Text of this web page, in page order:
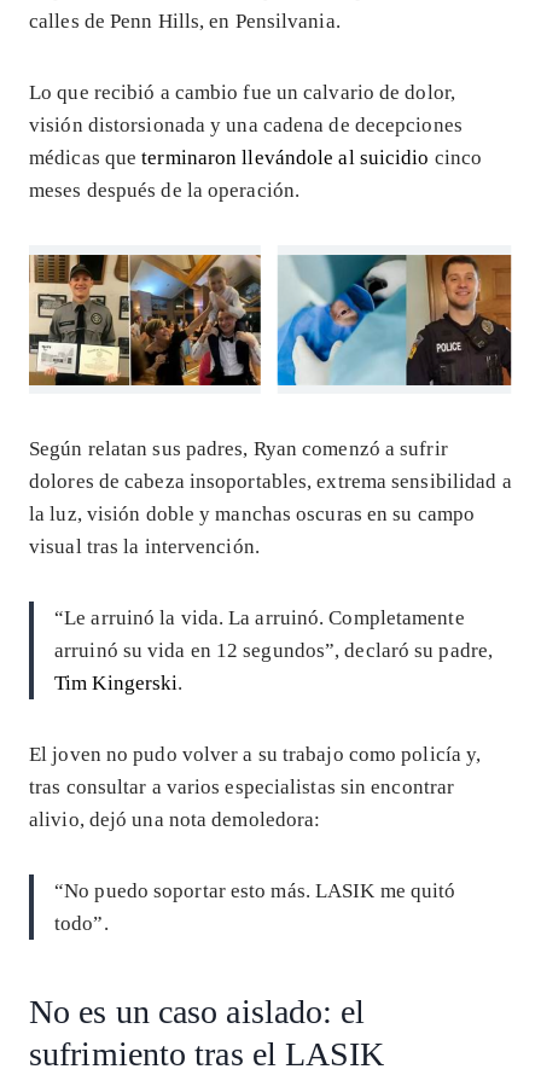
calles de Penn Hills, en Pensilvania.
Lo que recibió a cambio fue un calvario de dolor,
visión distorsionada y una cadena de decepciones
médicas queterminaron llevándole al suicidio cinco
meses después de la operación.
Según relatan sus padres, Ryan comenzó a sufrir
dolores de cabeza insoportables, extrema sensibilidad a
la luz, visión doble y manchas oscuras en su campo
visual tras la intervención.
“Le arruinó la vida. La arruinó. Completamente
arruinó su vida en 12 segundos”, declaró su padre,
Tim Kingerski.
El joven no pudo volver a su trabajo como policía y,
tras consultar a varios especialistas sin encontrar
alivio, dejó una nota demoledora:
“No puedo soportar esto más. LASIK me quitó
todo”.
No es un caso aislado: el
sufrimiento tras el LASIK